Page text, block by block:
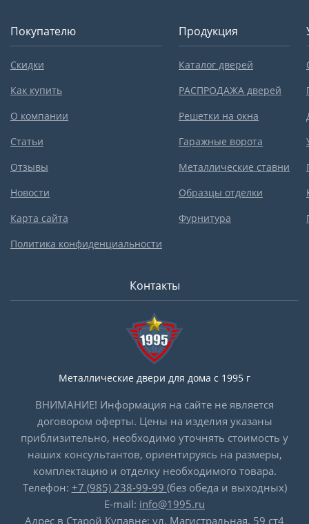
Покупателю
Скидки
Как купить
О компании
Статьи
Отзывы
Новости
Карта сайта
Политика конфиденциальности
Продукция
Каталог дверей
РАСПРОДАЖА дверей
Решетки на окна
Гаражные ворота
Металлические ставни
Образцы отделки
Фурнитура
Контакты
Металлические двери для дома с 1995 г
ВНИМАНИЕ! Информация на сайте не является
договором оферты. Цены на изделия указаны
приблизительно, необходимо уточнять стоимость у
наших консультантов, ориентируясь на размеры,
комплектацию и отделку необходимого товара.
Телефон: +7 (985) 238-99-99 (без обеда и выходных)
E-mail: info@1995.ru
Адрес в Старой Купавне: ул. Магистральная, 59 ст4